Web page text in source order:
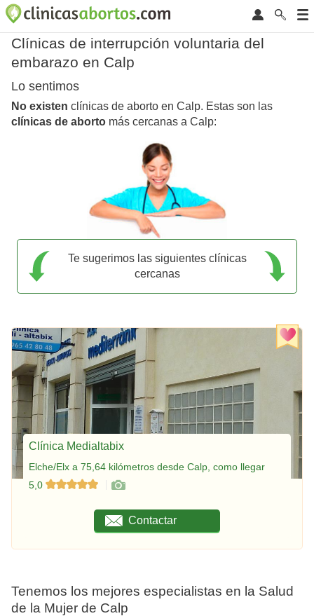
Clínicas de interrupción voluntaria del
embarazo en Calp
Lo sentimos
No existen clínicas de aborto en Calp. Estas son las
clínicas de aborto más cercanas a Calp:
Te sugerimos las siguientes clínicas
cercanas
Clínica Medialtabix
Elche/Elx a 75,64 kilómetros desde Calp, como llegar
5,0
Contactar
Tenemos los mejores especialistas en la Salud
de la Mujer de Calp